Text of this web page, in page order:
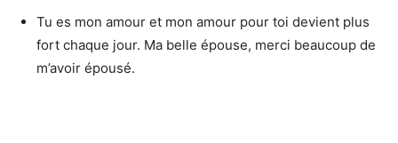
Tu es mon amour et mon amour pour toi devient plus
fort chaque jour. Ma belle épouse, merci beaucoup de
m’avoir épousé.